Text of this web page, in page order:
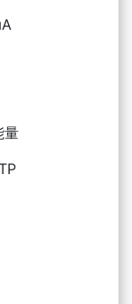
量